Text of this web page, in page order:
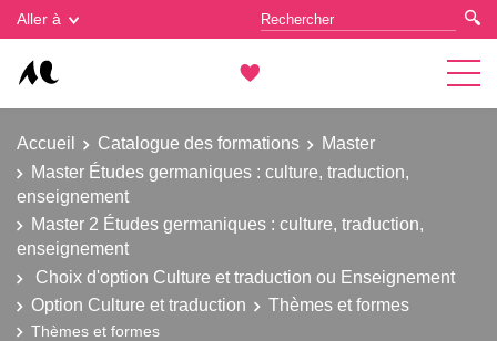
Aller à
Accueil Catalogue des formations
Master
Master Études germaniques : culture, traduction,
enseignement
Master 2 Études germaniques : culture, traduction,
enseignement
Choix d'option Culture et traduction ou Enseignement
Option Culture et traduction
Thèmes et formes
Thèmes et formes
Gestion des cookies